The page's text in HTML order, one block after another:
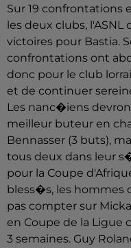
Sur 19 confrontations
les deux clubs,
victoires pour Bastia.
confrontations ont
donc pour le club
et de continuer
Les nanc�iens
meilleur buteur en
Bennasser (3 buts),
tous deux dans leur
pour la Coupe
bless�s, les hommes
pas compter sur
en Coupe de la Ligue
3 semaines. Guy